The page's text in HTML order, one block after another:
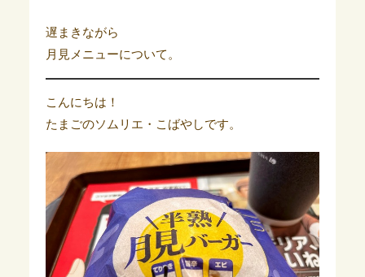
遅まきながら
月見メニューについて。
こんにちは！
たまごのソムリエ・こばやしです。